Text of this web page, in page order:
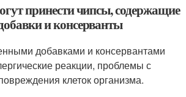
принести чипсы, содержащие
и консерванты
добавками и консервантами
реакции, проблемы с
клеток организма.